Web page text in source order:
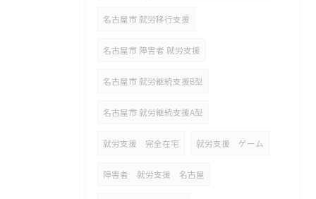
名古屋市 就労移行支援
名古屋市 障害者 就労支援
名古屋市 就労継続支援B型
名古屋市 就労継続支援A型
就労支援 完全在宅 就労支援 ゲーム
障害者 就労支援 名古屋